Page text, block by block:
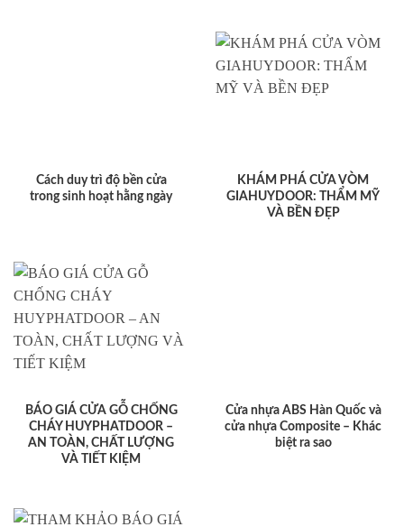
Cách duy trì độ bền cửa
trong sinh hoạt hằng ngày
KHÁM PHÁ CỬA VÒM
GIAHUYDOOR: THẨM MỸ
VÀ BỀN ĐẸP
BÁO GIÁ CỬA GỖ CHỐNG
CHÁY HUYPHATDOOR –
AN TOÀN, CHẤT LƯỢNG
VÀ TIẾT KIỆM
Cửa nhựa ABS Hàn Quốc và
cửa nhựa Composite – Khác
biệt ra sao